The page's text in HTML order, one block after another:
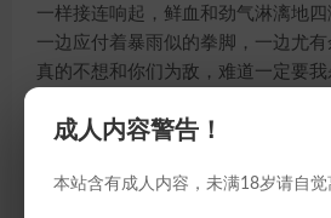
成人内容警告！
本站含有成人内容，未满18岁请自觉
一样接连响起，鲜血和劲气淋漓地
一边应付着暴雨似的拳脚，一边尤
真的不想和你们为敌，难道一定要
骨头都好像散了架一样，压低声音朝
方晴晴冷冷答道：“你既然知道